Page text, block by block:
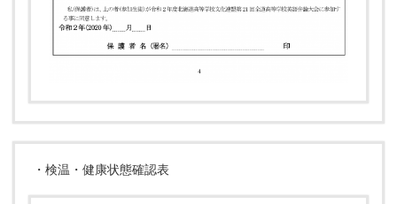
・検温・健康状態確認表